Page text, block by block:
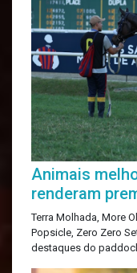
Animais
renderam
Terra Molhada, More
Popsicle, Zero Zero
destaques do